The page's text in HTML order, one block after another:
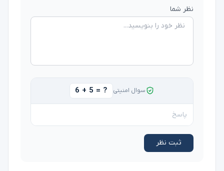
نظر شما
سوال امنیتی 6 + 5 = ?
ثبت نظر